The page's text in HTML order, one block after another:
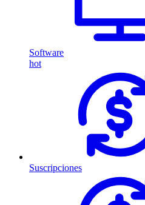
Software
hot
Suscripciones